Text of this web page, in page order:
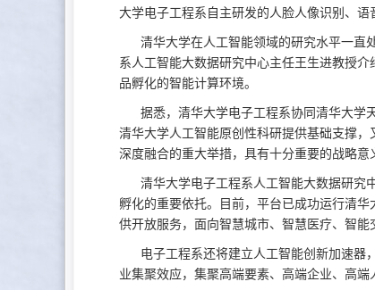
大学电子工程系自主研发的人脸人像识别、语
清华大学在人工智能领域的研究水平一直
系人工智能大数据研究中心主任王生进教授
品孵化的智能计算环境。
据悉，清华大学电子工程系协同清华大学
清华大学人工智能原创性科研提供基础支撑
深度融合的重大举措，具有十分重要的战略意
清华大学电子工程系人工智能大数据研究
孵化的重要依托。目前，平台已成功运行清
供开放服务，面向智慧城市、智慧医疗、智
电子工程系还将建立人工智能创新加速器
业集聚效应，集聚高端要素、高端企业、高